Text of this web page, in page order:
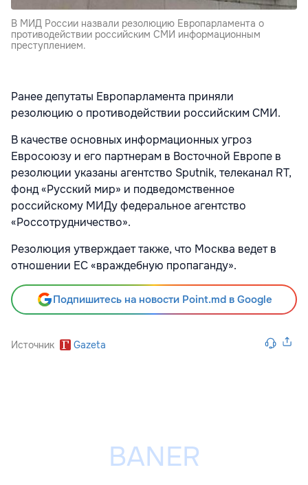
В МИД России назвали резолюцию Европарламента о
противодействии российским СМИ информационным
преступлением.
Ранеедепутаты Европарламента приняли
резолюцию о противодействии российским СМИ.
В качестве основных информационных угроз
Евросоюзу и его партнерам в Восточной Европе в
резолюции указаны агентство Sputnik, телеканал RT,
фонд «Русский мир» и подведомственное
российскому МИДу федеральное агентство
«Россотрудничество».
Резолюция утверждает также, что Москва ведет в
отношении ЕС «враждебную пропаганду».
Подпишитесь на новости Point.md в Google
Источник Gazeta